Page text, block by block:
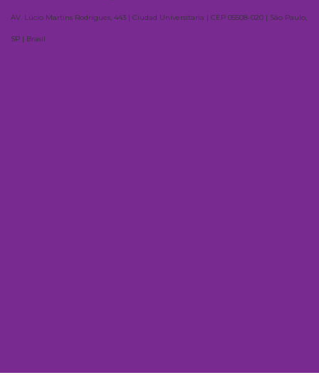
AV. Lúcio Martins Rodrigues, 443 | Ciudad Universitaria | CEP 05508-020 | São Paulo,
SP | Brasil